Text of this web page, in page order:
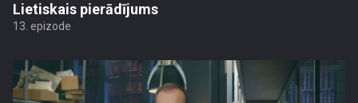
Lietiskais pierādījums
13. epizode